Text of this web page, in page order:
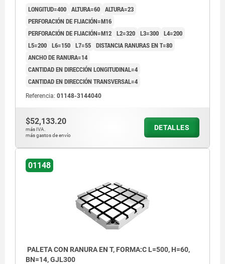
1) Perforación de pasada para tornillo de cabeza
cilíndrica DIN 912 (D3/D4)
LONGITUD=400 ALTURA=60 ALTURA=23
PERFORACIÓN DE FIJACIÓN=M16
PERFORACIÓN DE FIJACIÓN=M12 L2=320 L3=300 L4=200
L5=200 L6=150 L7=55 DISTANCIA RANURAS EN T=80
ANCHO DE RANURA=14
CANTIDAD EN DIRECCIÓN LONGITUDINAL=4
CANTIDAD EN DIRECCIÓN TRANSVERSAL=4
Referencia: 01148-3144040
$52,133.20
más IVA.
más gastos de envío
DETALLES
01148
PALETA CON RANURA EN T, FORMA:C L=500, H=60,
BN=14, GJL300